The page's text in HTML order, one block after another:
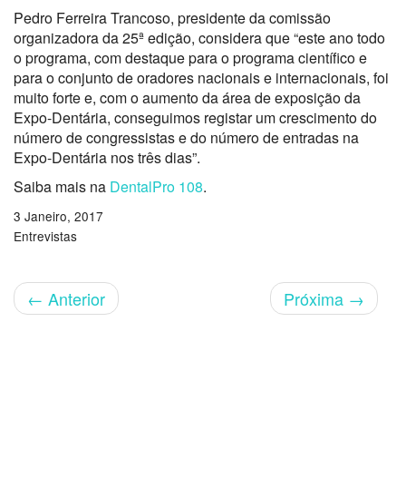
Pedro Ferreira Trancoso, presidente da comissão
organizadora da 25ª edição, considera que “este ano todo
o programa, com destaque para o programa científico e
para o conjunto de oradores nacionais e internacionais, foi
muito forte e, com o aumento da área de exposição da
Expo-Dentária, conseguimos registar um crescimento do
número de congressistas e do número de entradas na
Expo-Dentária nos três dias”.
Saiba mais na DentalPro 108.
3 Janeiro, 2017
Entrevistas
← Anterior Próxima →